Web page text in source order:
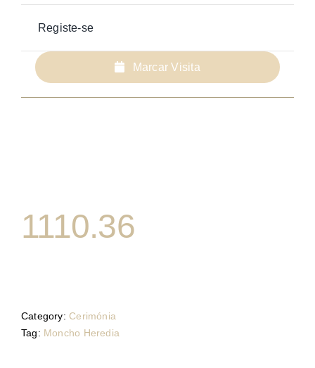
Registe-se
Marcar Visita
1110.36
Category:Cerimónia
Tag: Moncho Heredia